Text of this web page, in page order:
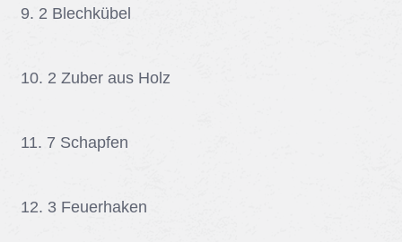
9. 2 Blechkü­bel
10. 2 Zu­ber aus Holz
11. 7 Schap­fen
12. 3 Feu­er­ha­ken